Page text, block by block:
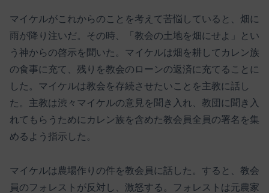
マイケルがこれからのことを考えて苦悩していると、畑に
雨が降り注いだ。その時、「教会の土地を畑にせよ」とい
う神からの啓示を聞いた。マイケルは畑を耕してカレン族
の食事に充て、残りを教会のローンの返済に充てることに
した。マイケルは教会を存続させたいことを主教に話し
た。主教は渋々マイケルの意見を聞き入れ、教団に聞き入
れてもらうためにカレン族を含めた教会員全員の署名を集
めるよう指示した。
マイケルは農場作りの件を教会員に話した。すると、教会
員のフォレストが反対し、激怒する。フォレストは元農家